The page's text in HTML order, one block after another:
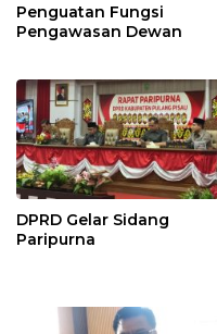
Penguatan Fungsi
Pengawasan Dewan
DPRD Gelar Sidang
Paripurna